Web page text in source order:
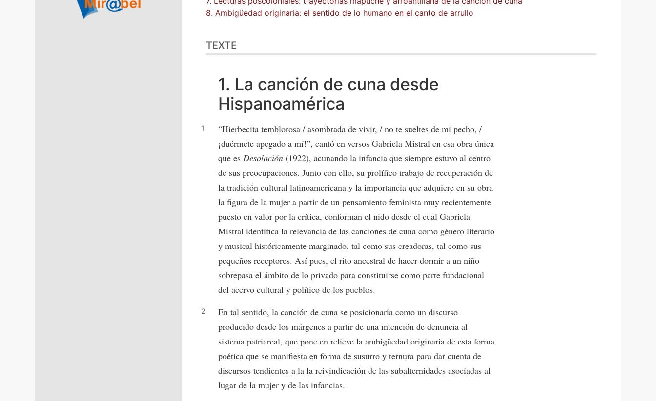
8. Ambigüedad originaria: el sentido de lo humano en el canto de arrullo
TEXTE
1. La canción de cuna desde
Hispanoamérica
“Hierbecita temblorosa / asombrada de vivir, / no te sueltes de mi pecho, /
¡duérmete apegado a mí!”, cantó en versos Gabriela Mistral en esa obra única
que es Desolación (1922), acunando la infancia que siempre estuvo al centro
de sus preocupaciones. Junto con ello, su prolífico trabajo de recuperación de
la tradición cultural latinoamericana y la importancia que adquiere en su obra
la figura de la mujer a partir de un pensamiento feminista muy recientemente
puesto en valor por la crítica, conforman el nido desde el cual Gabriela
Mistral identifica la relevancia de las canciones de cuna como género literario
y musical históricamente marginado, tal como sus creadoras, tal como sus
pequeños receptores. Así pues, el rito ancestral de hacer dormir a un niño
sobrepasa el ámbito de lo privado para constituirse como parte fundacional
del acervo cultural y político de los pueblos.
En tal sentido, la canción de cuna se posicionaría como un discurso
producido desde los márgenes a partir de una intención de denuncia al
sistema patriarcal, que pone en relieve la ambigüedad originaria de esta forma
poética que se manifiesta en forma de susurro y ternura para dar cuenta de
discursos tendientes a la la reivindicación de las subalternidades asociadas al
lugar de la mujer y de las infancias.